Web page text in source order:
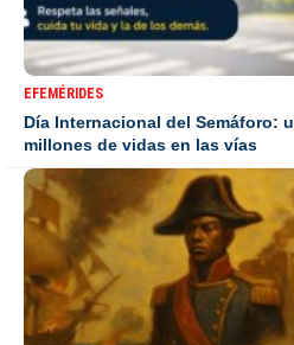
EFEMÉRIDES
Día Internacional del Semáforo:
millones de vidas en las vías